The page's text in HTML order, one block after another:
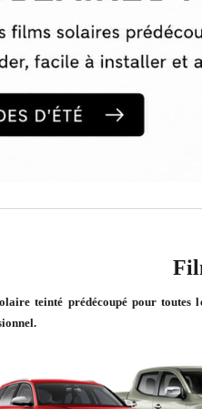
teinté prédécoupé pour toutes